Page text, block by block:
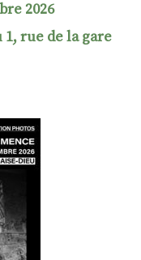
2026
1, rue de la gare